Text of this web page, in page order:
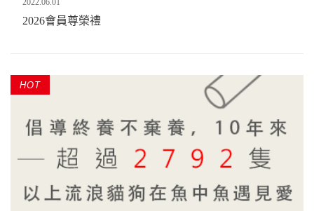
2022.06.01
2026會員尊榮禮
HOT